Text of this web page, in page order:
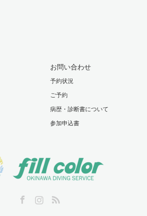
お問い合わせ
予約状況
ご予約
病歴・診断書について
参加申込書